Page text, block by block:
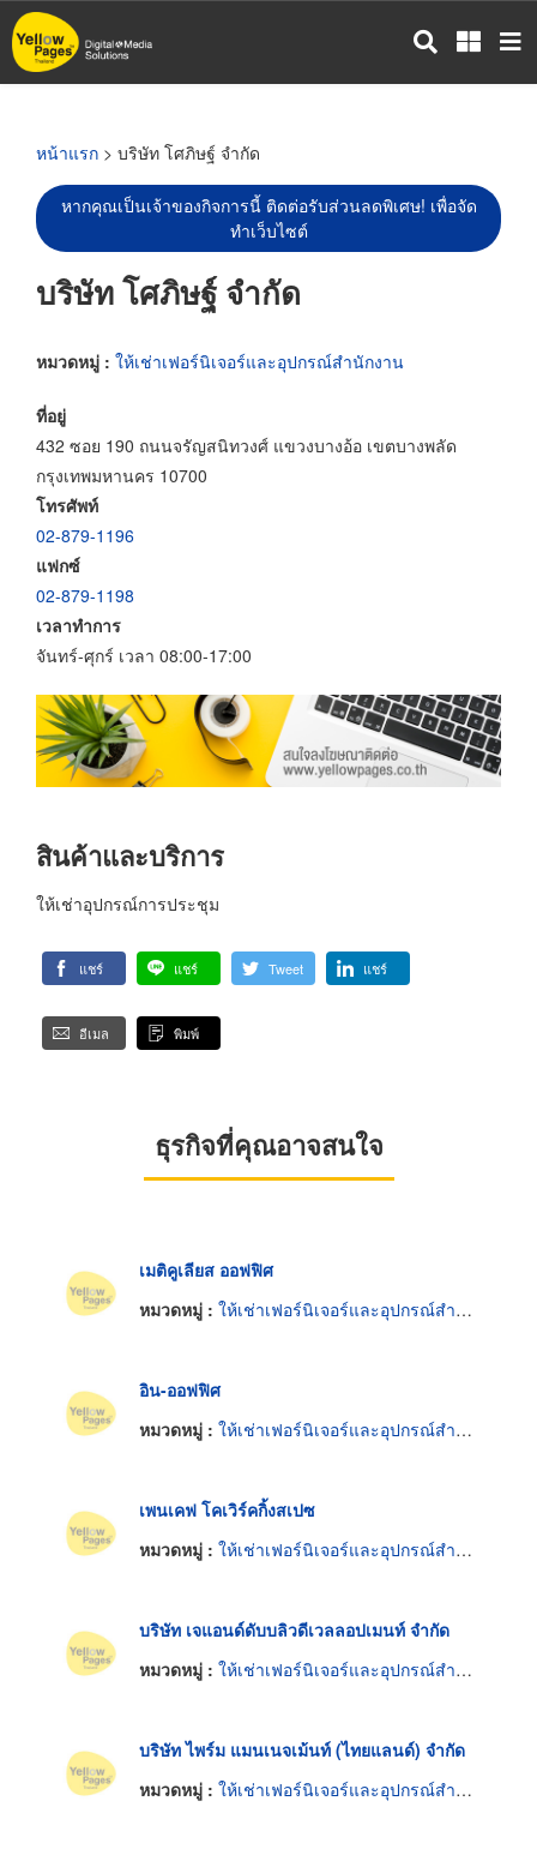
ข้าม
ไป
หน้าแรก > บริษัท โศภิษฐ์ จำกัด
หากคุณเป็นเจ้าของกิจการนี้ ติดต่อรับส่วนลดพิเศษ! เพื่อจัด
ทำเว็บไซต์
บริษัท โศภิษฐ์ จำกัด
หมวดหมู่ : ให้เช่าเฟอร์นิเจอร์และอุปกรณ์สำนักงาน
ที่อยู่
432 ซอย 190 ถนนจรัญสนิทวงศ์ แขวงบางอ้อ เขตบางพลัด
กรุงเทพมหานคร 10700
โทรศัพท์
02-879-1196
แฟกซ์
02-879-1198
เวลาทำการ
จันทร์-ศุกร์ เวลา 08:00-17:00
สินค้าและบริการ
ให้เช่าอุปกรณ์การประชุม
แชร์ แชร์ Tweet แชร์
อีเมล พิมพ์
ธุรกิจที่คุณอาจสนใจ
เมติคูเลียส ออฟฟิศ
หมวดหมู่ : ให้เช่าเฟอร์นิเจอร์และอุปกรณ์สำนักงาน
อิน-ออฟฟิศ
หมวดหมู่ : ให้เช่าเฟอร์นิเจอร์และอุปกรณ์สำนักงาน
เพนเคฟ โคเวิร์คกิ้งสเปซ
หมวดหมู่ : ให้เช่าเฟอร์นิเจอร์และอุปกรณ์สำนักงาน
บริษัท เจแอนด์ดับบลิวดีเวลลอปเมนท์ จำกัด
หมวดหมู่ : ให้เช่าเฟอร์นิเจอร์และอุปกรณ์สำนักงาน
บริษัท ไพร์ม แมนเนจเม้นท์ (ไทยแลนด์) จำกัด
หมวดหมู่ : ให้เช่าเฟอร์นิเจอร์และอุปกรณ์สำนักงาน